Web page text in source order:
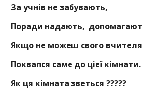
За учнів не забувають,
Поради надають,
Якщо не можеш свого
Поквапся саме до цієї кімнати.
Як ця кімната зветься ?????